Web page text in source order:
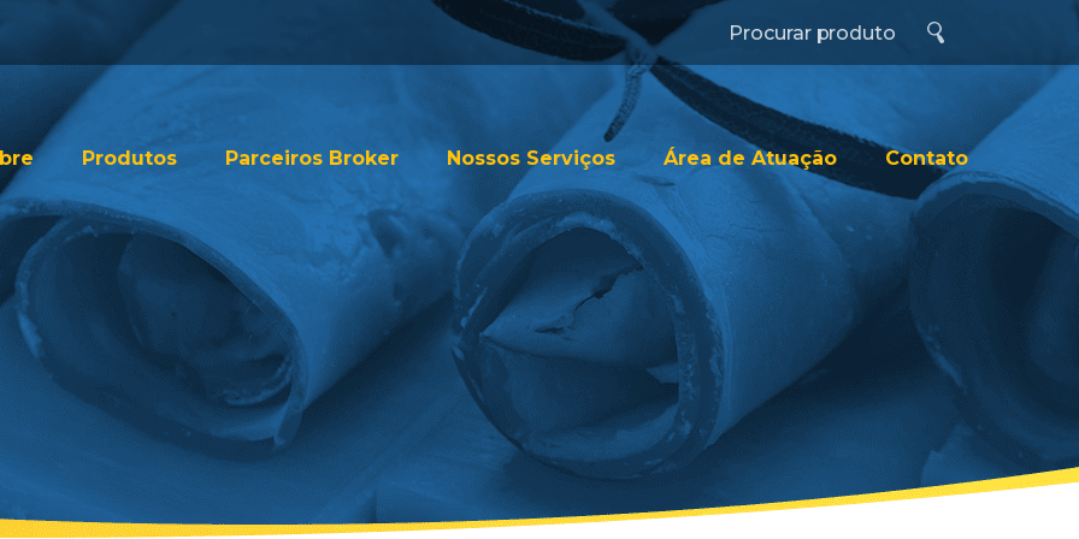
Produtos Parceiros Broker Nossos Serviços Área de Atuação Contato